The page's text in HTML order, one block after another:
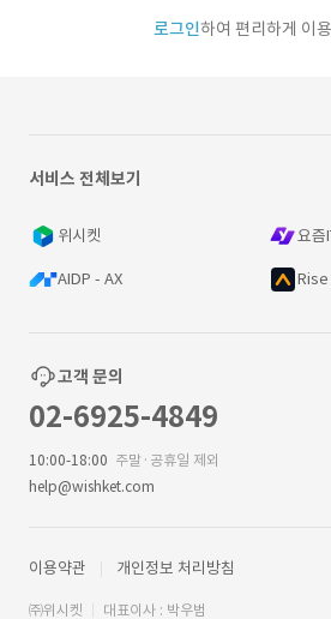
로그인하여 편리하게 이
서비스 전체보기
위시켓 요즘
AIDP - AX Rise
고객 문의
02-6925-4849
10:00-18:00 주말·공휴일 제외
help@wishket.com
이용약관 개인정보 처리방침
㈜위시켓 대표이사 : 박우범